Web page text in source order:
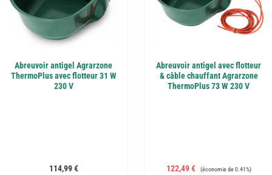
Abreuvoir antigel Agrarzone
ThermoPlus avec flotteur 31 W
230 V
Prix régulier :
114,99 €
Abreuvoir antigel avec flotteur
& câble chauffant Agrarzone
ThermoPlus 73 W 230 V
Prix de vente :
122,49 € Prix régulier :
(économie de 0.41%)